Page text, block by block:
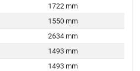
1722 mm
1550 mm
2634 mm
1493 mm
1493 mm